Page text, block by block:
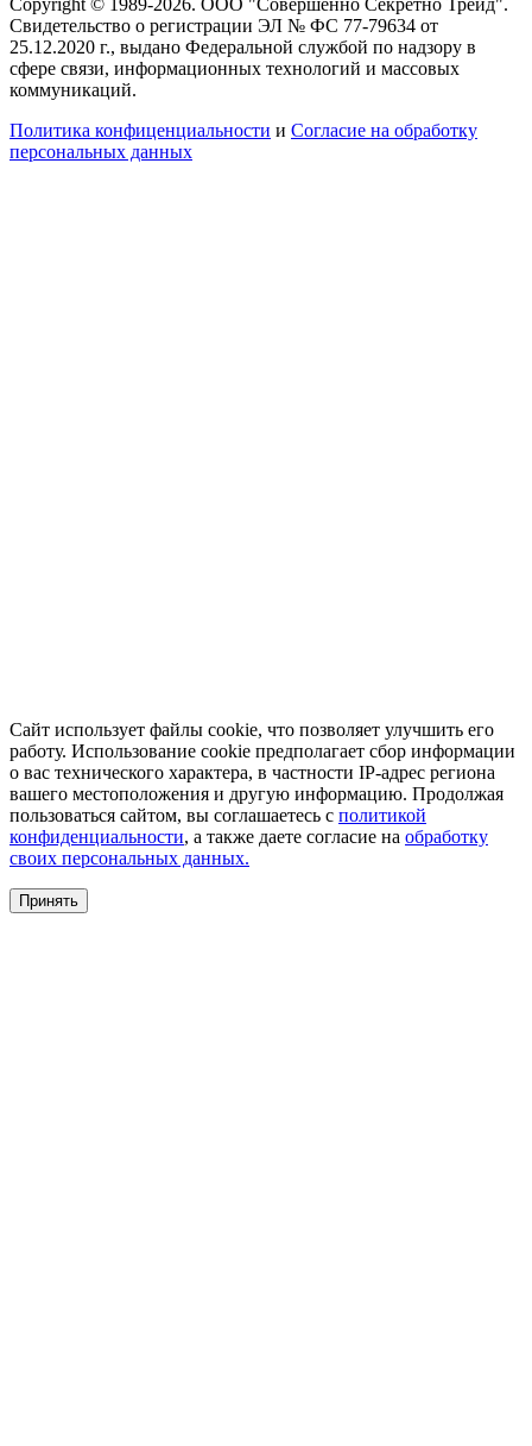
Свидетельство о регистрации ЭЛ № ФС 77-79634 от
25.12.2020 г., выдано Федеральной службой по надзору в
сфере связи, информационных технологий и массовых
коммуникаций.
Политика конфиценциальности и Согласие на обработку
персональных данных
Сайт использует файлы cookie, что позволяет улучшить его
работу. Использование cookie предполагает сбор информации
о вас технического характера, в частности IP-адрес региона
вашего местоположения и другую информацию. Продолжая
пользоваться сайтом, вы соглашаетесь с политикой
конфиденциальности, а также даете согласие на обработку
своих персональных данных.
Принять